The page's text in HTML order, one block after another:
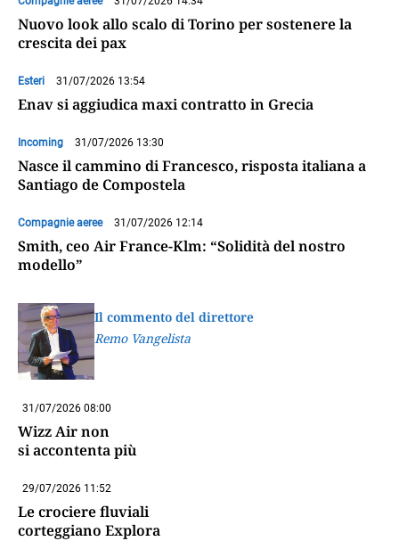
Nuovo look allo scalo di Torino per sostenere la
crescita dei pax
Esteri 31/07/2026 13:54
Enav si aggiudica maxi contratto in Grecia
Incoming 31/07/2026 13:30
Nasce il cammino di Francesco, risposta italiana a
Santiago de Compostela
Compagnie aeree 31/07/2026 12:14
Smith, ceo Air France-Klm: “Solidità del nostro
modello”
Il commento del direttore
Remo Vangelista
31/07/2026 08:00
Wizz Air non
si accontenta più
29/07/2026 11:52
Le crociere fluviali
corteggiano Explora